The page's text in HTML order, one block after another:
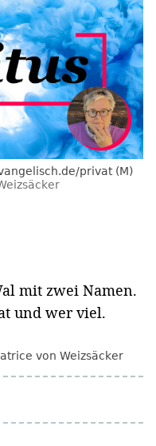
privat (M)
mit zwei Namen.
und wer viel.
von Weizsäcker